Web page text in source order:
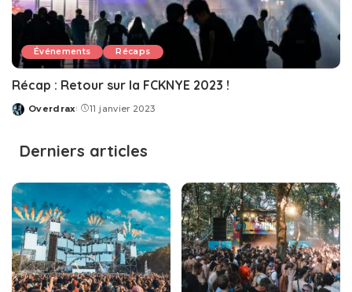
Événements Récaps
Récap : Retour sur la FCKNYE 2023 !
Posted
Overdrax 11 janvier 2023
Derniers articles